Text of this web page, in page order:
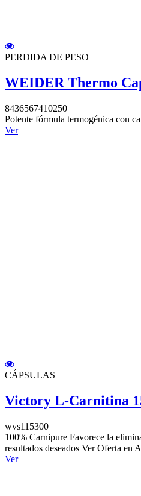
PERDIDA DE PESO
WEIDER Thermo
8436567410250
Potente fórmula termogénica con
Ver
CÁPSULAS
Victory L-Carnitina
wvs115300
100% Carnipure Favorece la
resultados deseados Ver Oferta en
Ver